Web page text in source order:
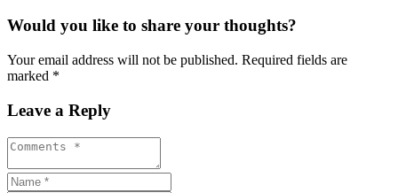
Would you like to share your thoughts?
Your email address will not be published. Required fields are
marked *
Leave a Reply